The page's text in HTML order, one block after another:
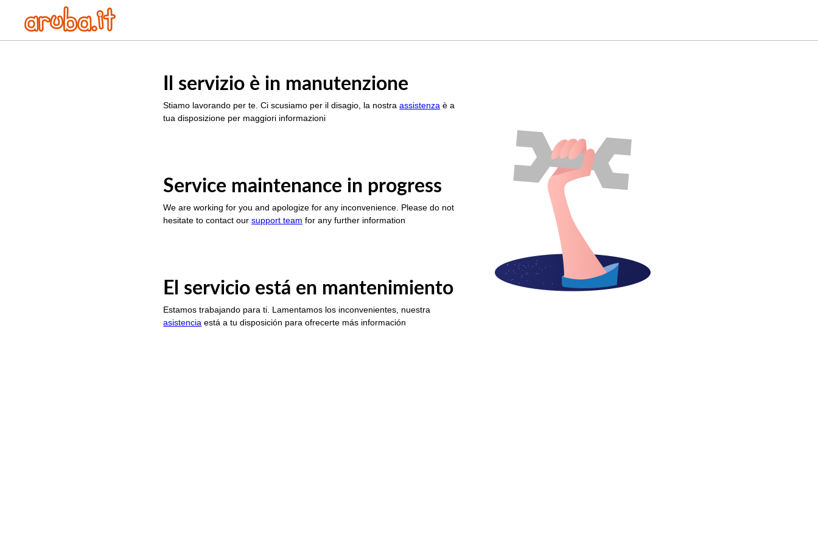
Il servizio è in manutenzione
Stiamo lavorando per te. Ci scusiamo per il disagio, la nostraassistenza è a
tua disposizione per maggiori informazioni
Service maintenance in progress
We are working for you and apologize for any inconvenience. Please do not
hesitate to contact oursupport team for any further information
El servicio está en mantenimiento
Estamos trabajando para ti. Lamentamos los inconvenientes, nuestra
asistencia está a tu disposición para ofrecerte más información